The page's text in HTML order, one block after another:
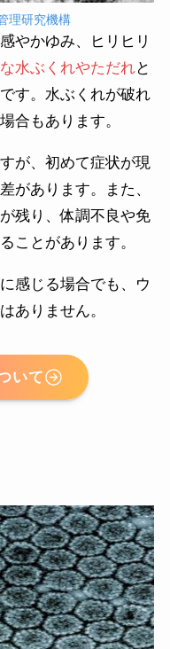
理研究機構
やかゆみ、ヒリヒリ
水ぶくれやただれと
す。水ぶくれが破れ
合もあります。
が、初めて症状が現
があります。また、
残り、体調不良や免
ことがあります。
感じる場合でも、ウ
ありません。
いて